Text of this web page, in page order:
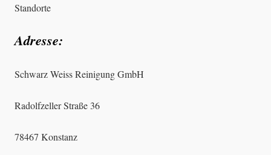
Standorte
Adresse:
Schwarz Weiss Reinigung GmbH
Radolfzeller Straße 36
78467 Konstanz